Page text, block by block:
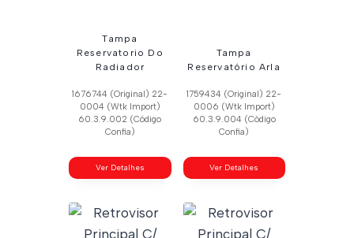
Tampa
Reservatorio Do
Radiador
1676744 (Original) 22-
0004 (Wtk Import)
60.3.9.002 (Código
Confia)
Ver Detalhes
Tampa
Reservatório Arla
1759434 (Original) 22-
0006 (Wtk Import)
60.3.9.004 (Código
Confia)
Ver Detalhes